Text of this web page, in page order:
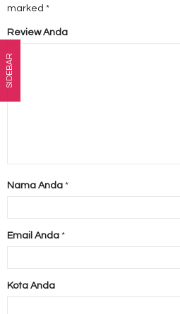
marked *
Review Anda
Nama Anda *
Email Anda *
Kota Anda
SIDEBAR